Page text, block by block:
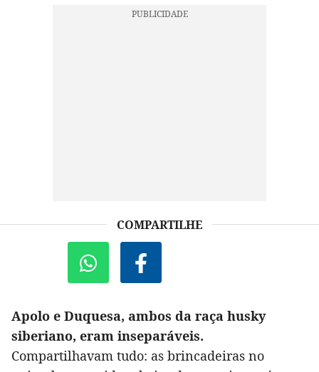
COMPARTILHE
Apolo e Duquesa, ambos da raça husky
siberiano, eram inseparáveis.
Compartilhavam tudo: as brincadeiras no